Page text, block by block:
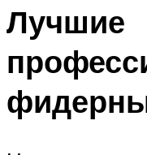
Лучшие